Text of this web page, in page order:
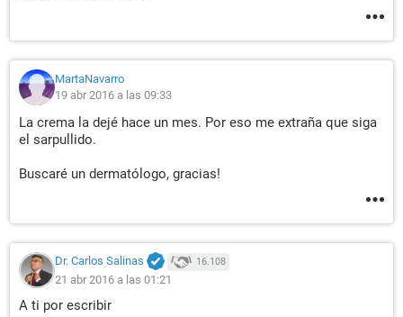
MartaNavarro
19 abr 2016 a las 09:33
La crema la dejé hace un mes. Por eso me extraña que siga
el sarpullido.
Buscaré un dermatólogo, gracias!
Dr. Carlos Salinas 16.108
21 abr 2016 a las 01:21
A ti por escribir